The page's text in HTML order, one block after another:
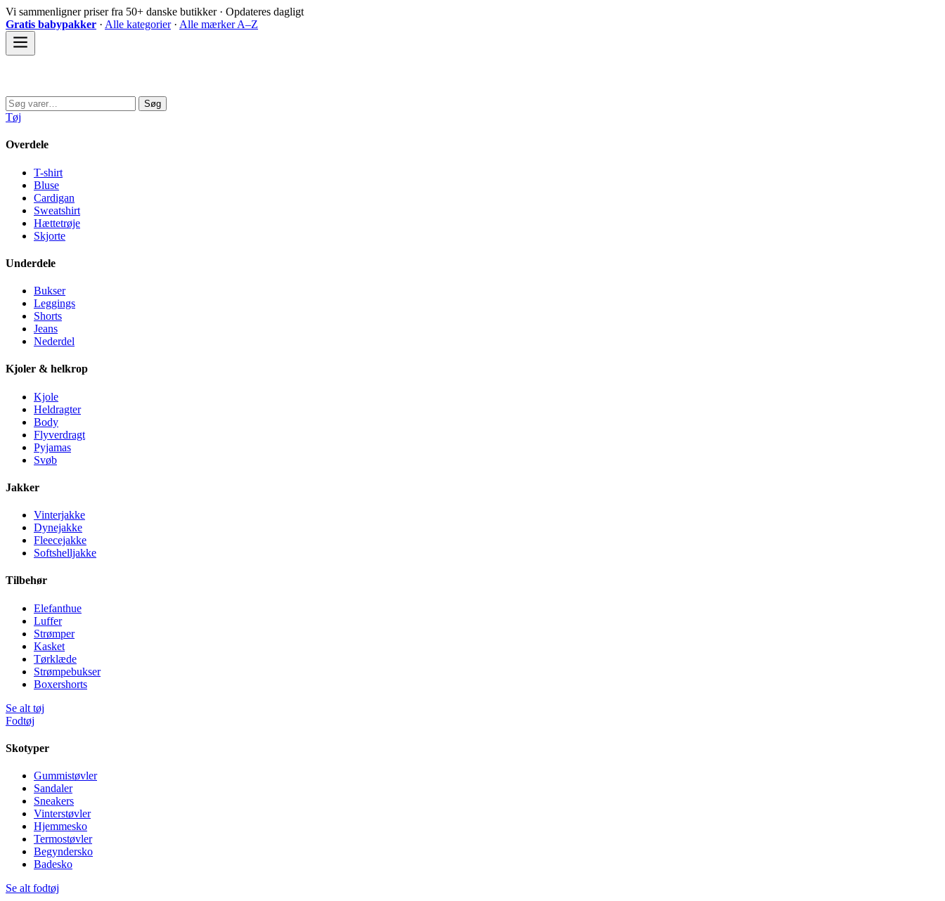
Spring
til
indhold
Vi sammenligner priser fra 50+ danske butikker · Opdateres dagligt
Gratis babypakker · Alle kategorier· Alle mærker A–Z
Søg
efter:
Søg
Tøj
Overdele
T-shirt
Bluse
Cardigan
Sweatshirt
Hættetrøje
Skjorte
Underdele
Bukser
Leggings
Shorts
Jeans
Nederdel
Kjoler & helkrop
Kjole
Heldragter
Body
Flyverdragt
Pyjamas
Svøb
Jakker
Vinterjakke
Dynejakke
Fleecejakke
Softshelljakke
Tilbehør
Elefanthue
Luffer
Strømper
Kasket
Tørklæde
Strømpebukser
Boxershorts
Se alt tøj
Fodtøj
Skotyper
Gummistøvler
Sandaler
Sneakers
Vinterstøvler
Hjemmesko
Termostøvler
Begyndersko
Badesko
Se alt fodtøj